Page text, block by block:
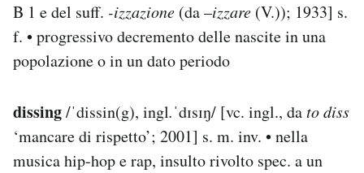
B 1 e del suff. -izzazione (da –izzare (V.)); 1933] s.
f. • progressivo decremento delle nascite in una
popolazione o in un dato periodo
dissing/ˈdissin(g), ingl.ˈdɪsɪŋ/ [vc. ingl., dato diss
‘mancare di rispetto’; 2001] s. m. inv. • nella
musica hip-hop e rap, insulto rivolto spec. a un